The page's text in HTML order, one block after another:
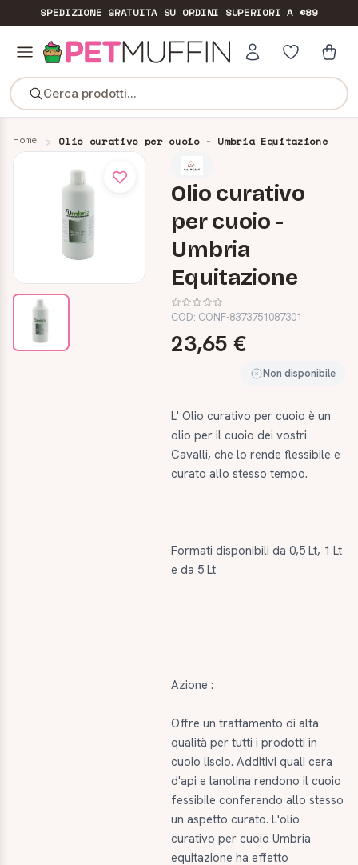
SPEDIZIONE GRATUITASU ORDINI SUPERIORI A €89
Cerca prodotti...
Home Olio curativo per cuoio - Umbria Equitazione
Olio curativo
per cuoio -
Umbria
Equitazione
COD: CONF-8373751087301
23,65 €
Non disponibile
L' Olio curativo per cuoio è un
olio per il cuoio dei vostri
Cavalli, che lo rende flessibile e
curato allo stesso tempo.
Formati disponibili da 0,5 Lt, 1 Lt
e da 5 Lt
Azione :
Offre un trattamento di alta
qualità per tutti i prodotti in
cuoio liscio. Additivi quali cera
d'api e lanolina rendono il cuoio
fessibile conferendo allo stesso
un aspetto curato. L'olio
curativo per cuoio Umbria
equitazione ha effetto